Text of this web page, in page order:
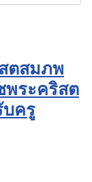
ตสมภพ
ระคริสต
ครู